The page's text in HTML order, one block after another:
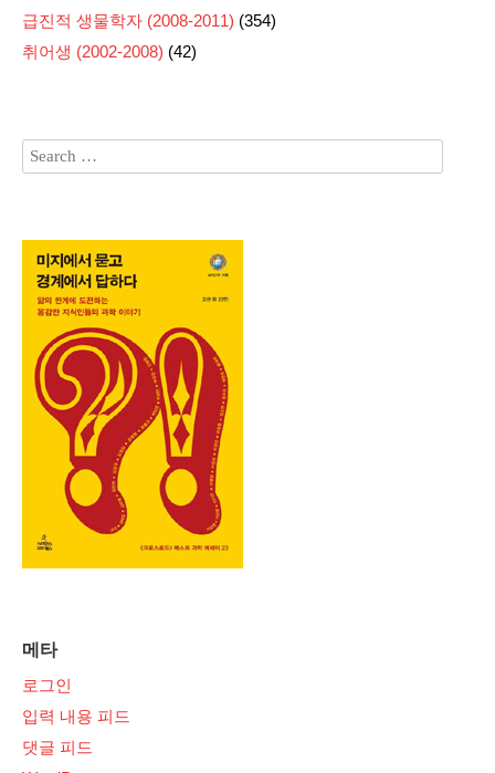
급진적 생물학자 (2008-2011) (354)
취어생 (2002-2008) (42)
메타
로그인
입력 내용 피드
댓글 피드